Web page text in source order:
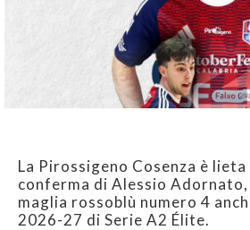
La Pirossigeno Cosenza è
conferma di Alessio
maglia rossoblù numero 4
2026-27 di Serie A2 Élite.